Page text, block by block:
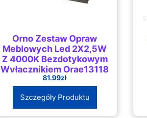
Orno Zestaw Opraw
Meblowych Led 2X2,5W
Z 4000K Bezdotykowym
Wyłącznikiem Orae13118
81.99zł
Szczegóły Produktu